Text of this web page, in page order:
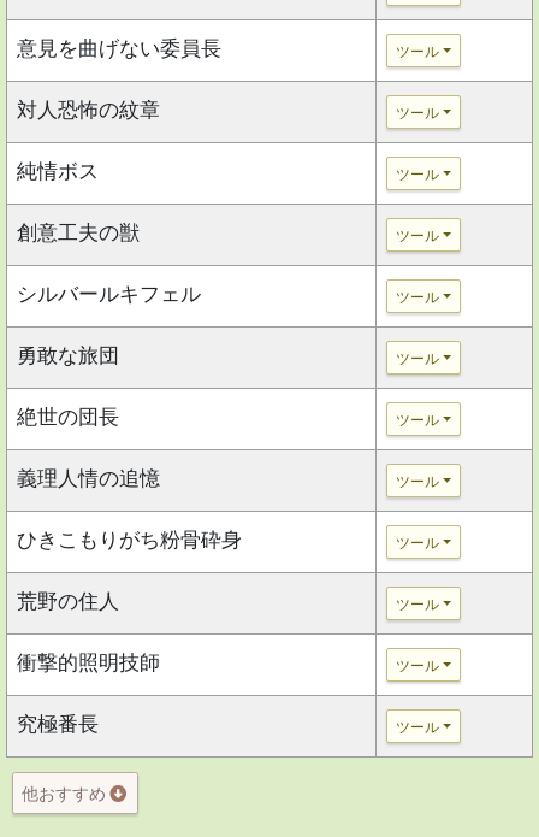
意見を曲げない委員長 ツール
対人恐怖の紋章 ツール
純情ボス ツール
創意工夫の獣 ツール
シルバールキフェル ツール
勇敢な旅団 ツール
絶世の団長 ツール
義理人情の追憶 ツール
ひきこもりがち粉骨砕身 ツール
荒野の住人 ツール
衝撃的照明技師 ツール
究極番長 ツール
他おすすめ